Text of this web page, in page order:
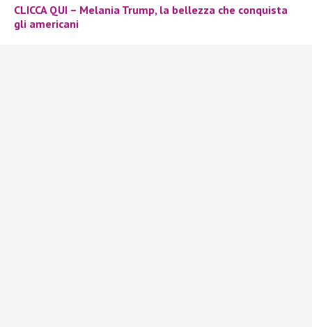
CLICCA QUI – Melania Trump, la bellezza che conquista
gli americani